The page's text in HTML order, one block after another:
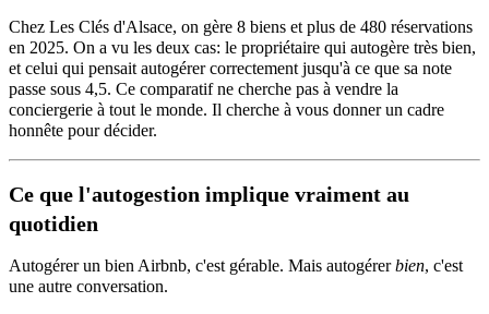
Chez Les Clés d'Alsace, on gère 8 biens et plus de 480 réservations
en 2025. On a vu les deux cas: le propriétaire qui autogère très bien,
et celui qui pensait autogérer correctement jusqu'à ce que sa note
passe sous 4,5. Ce comparatif ne cherche pas à vendre la
conciergerie à tout le monde. Il cherche à vous donner un cadre
honnête pour décider.
Ce que l'autogestion implique vraiment au
quotidien
Autogérer un bien Airbnb, c'est gérable. Mais autogérerbien, c'est
une autre conversation.